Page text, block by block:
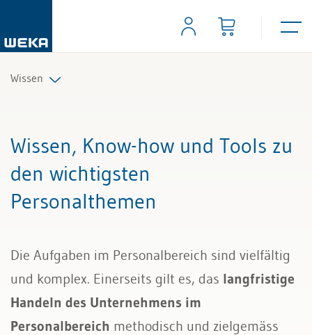
Wissen
Management
Führung & Kompetenzen
Recht
Bau & Immobilien
Wissen, Know-how und Tools zu
den wichtigsten
Personalthemen
Die Aufgaben im Personalbereich sind vielfältig
und komplex. Einerseits gilt es, das langfristige
Handeln des Unternehmens im
Personalbereich methodisch und zielgemäss